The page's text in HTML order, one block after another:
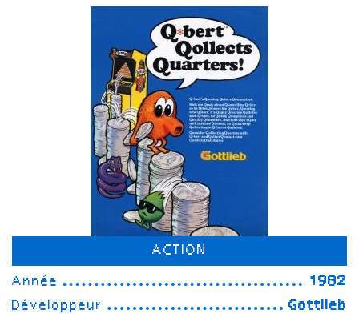
ACTION
Année
1982
Développeur
Gottlieb